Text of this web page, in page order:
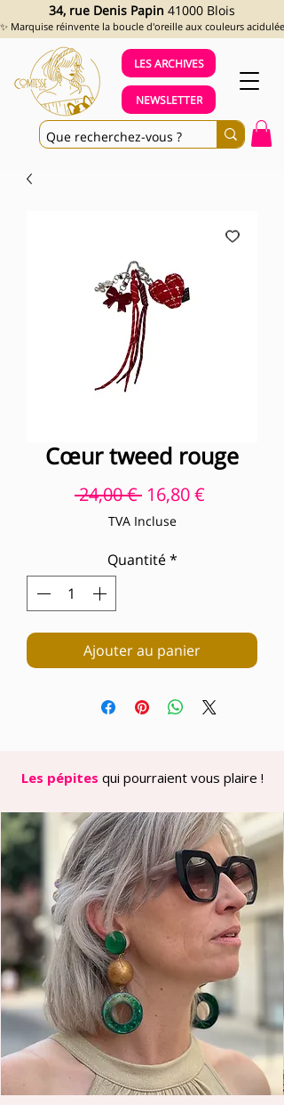
LES ARCHIVES
NEWSLETTER
34, rue Denis Papin 41000 Blois
✨ Marquise réinvente la boucle d'oreille aux couleurs
Cœur tweed rouge
24,00 € Prix original
16,80 €Prix
TVA Incluse
Quantité *
Ajouter au panier
Les pépites qui pourraient vous plaire !